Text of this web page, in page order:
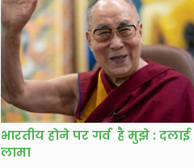
भारतीय होने पर गर्व है मुझे : दलाई
लामा